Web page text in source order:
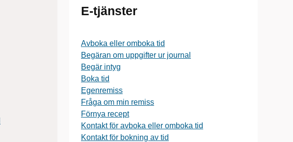
E-tjänster
Avboka eller omboka tid
Begäran om uppgifter ur journal
Begär intyg
Boka tid
Egenremiss
Fråga om min remiss
Förnya recept
Kontakt för avboka eller omboka tid
Kontakt för bokning av tid